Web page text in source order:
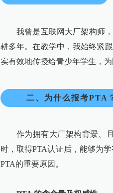
我曾是互联网大厂架构师
耕多年。在教学中，我始终紧
实有效地传授给青少年学生，
二、为什么报考PTA
作为拥有大厂架构背景、
时，取得PTA认证后，能够为
PTA的重要原因。